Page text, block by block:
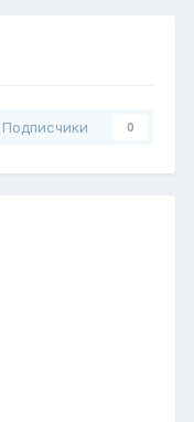
Подписчики 0